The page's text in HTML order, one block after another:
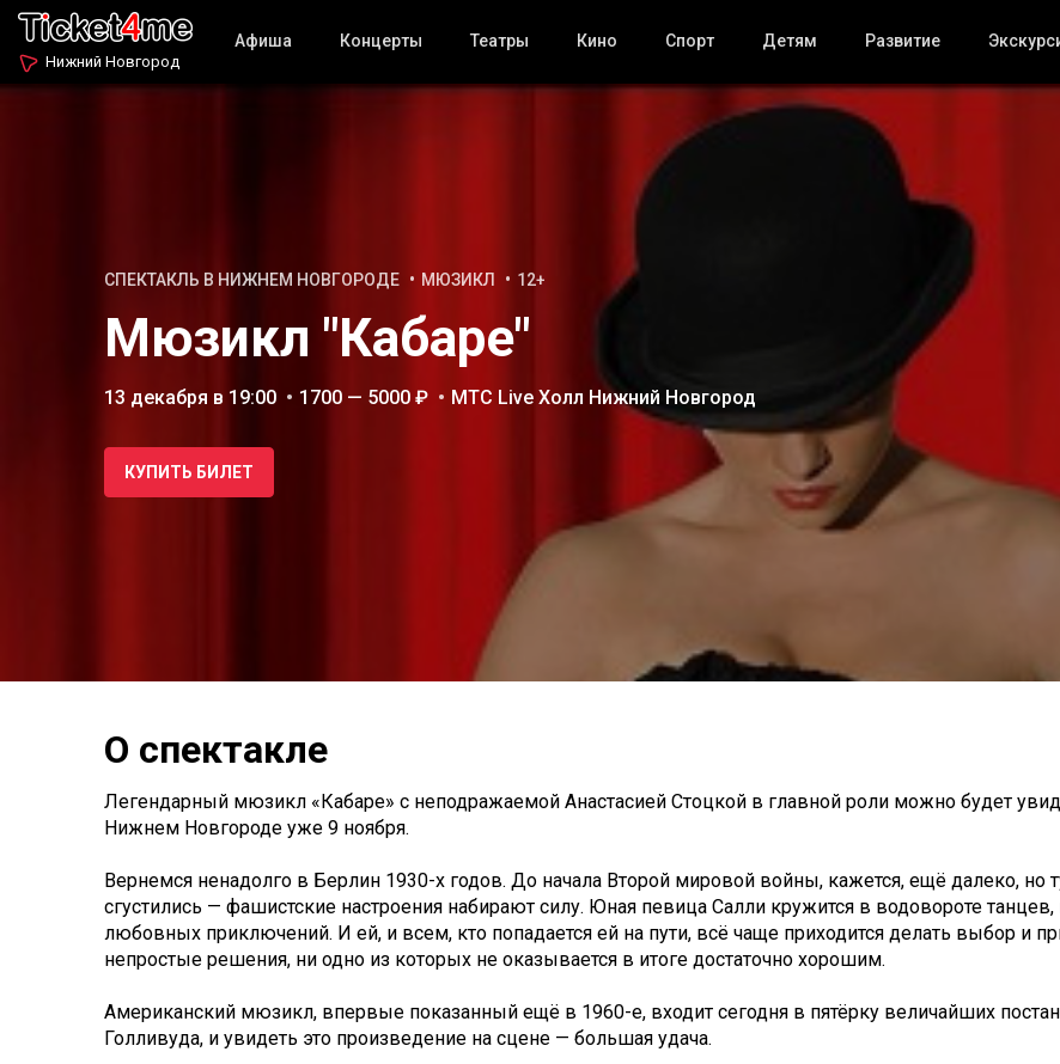
Нижний Новгород
Афиша Концерты Театры Кино Спорт Детям Развитие
СПЕКТАКЛЬ В НИЖНЕМ НОВГОРОДЕ МЮЗИКЛ 12+
Мюзикл "Кабаре"
13 декабря в 19:00 1700 — 5000 ₽ МТС Live Холл Нижний Новгород
КУПИТЬ БИЛЕТ
О спектакле
Легендарный мюзикл «Кабаре» с неподражаемой Анастасией Стоцкой в главной роли можно будет
Нижнем Новгороде уже 9 ноября.
Вернемся ненадолго в Берлин 1930-х годов. До начала Второй мировой войны, кажется, ещё далеко, но
сгустились — фашистские настроения набирают силу. Юная певица Салли кружится в водовороте
любовных приключений. И ей, и всем, кто попадается ей на пути, всё чаще приходится делать выбор и
непростые решения, ни одно из которых не оказывается в итоге достаточно хорошим.
Американский мюзикл, впервые показанный ещё в 1960-е, входит сегодня в пятёрку величайших
Голливуда, и увидеть это произведение на сцене — большая удача.